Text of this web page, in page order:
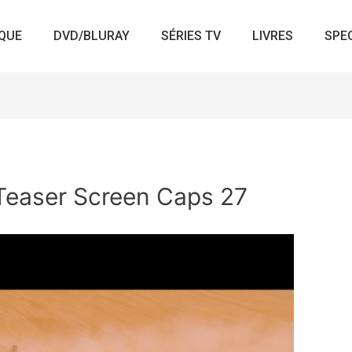
DVD/BLURAY SÉRIES TV LIVRES
Screen Caps 27